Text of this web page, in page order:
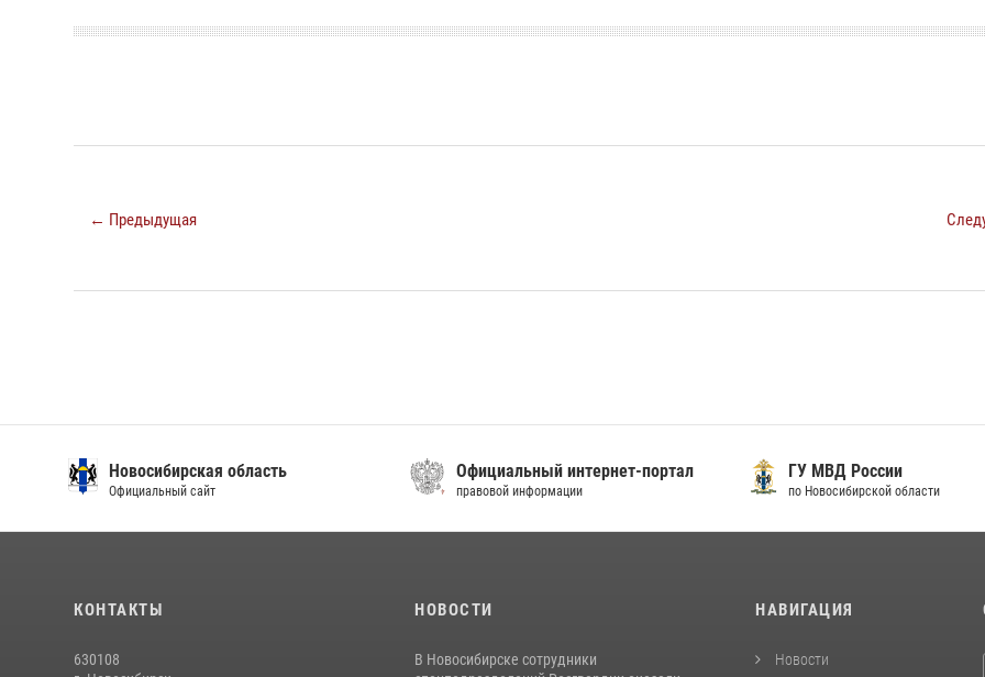
← Предыдущая
Новосибирская область
Официальный сайт
Официальный интернет-портал
правовой информации
ГУ МВД России
по Новосибирской области
КОНТАКТЫ
630108
НОВОСТИ
В Новосибирске сотрудники
НАВИГАЦИЯ
Новости